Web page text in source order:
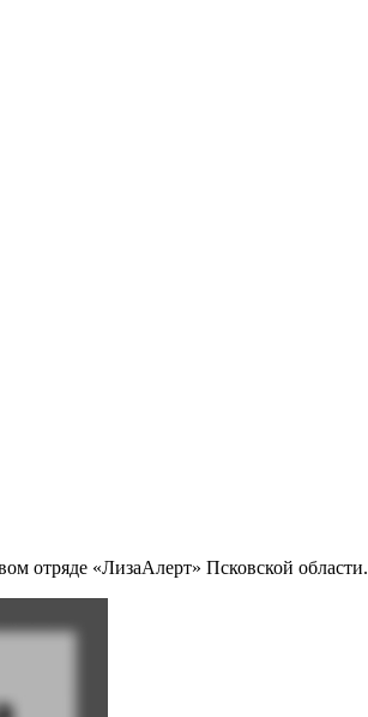
«ЛизаАлерт» Псковской области.